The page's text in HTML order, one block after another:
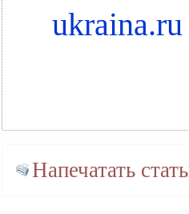
ukraina.ru
Напечатать